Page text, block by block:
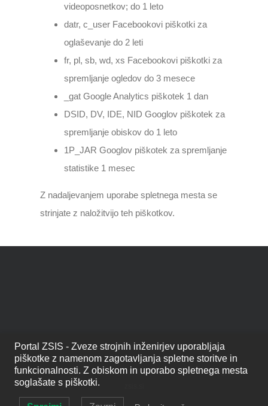
videoposnetkov; do 1 leto
datr, c_user Facebookovi piškotki za
oglaševanje do 2 leti
fr, pl, sb, wd, xs Facebookovi piškotki za
spremljanje ogledov do 3 mesece
_gat Google Analytics piškotek 1 dan
DSID, DV, IDE, NID Googlov piškotek za
spremljanje obiskov do 1 leto
1P_JAR Googlov piškotek za spremljanje
statistike 1 mesec
Z nadaljevanjem uporabe spletnega mesta se
strinjate z naložitvijo teh piškotkov.
© Copyright2026 | Zveza strojnih inženirjev SlovenijeZSIS
Vse pravice pridržane | tel: (01) 425 47 57 | e-pošta:info@zveza-
Portal ZSIS - Zveze strojnih inženirjev uporabljaja
piškotke z namenom zagotavljanja spletne storitve in
funkcionalnosti. Z obiskom in uporabo spletnega mesta
soglašate s piškotki.